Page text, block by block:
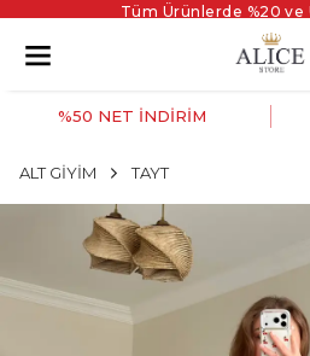
Tüm Ürünlerde %20 ve
%50 NET İNDİRİM
ALT GİYİM TAYT